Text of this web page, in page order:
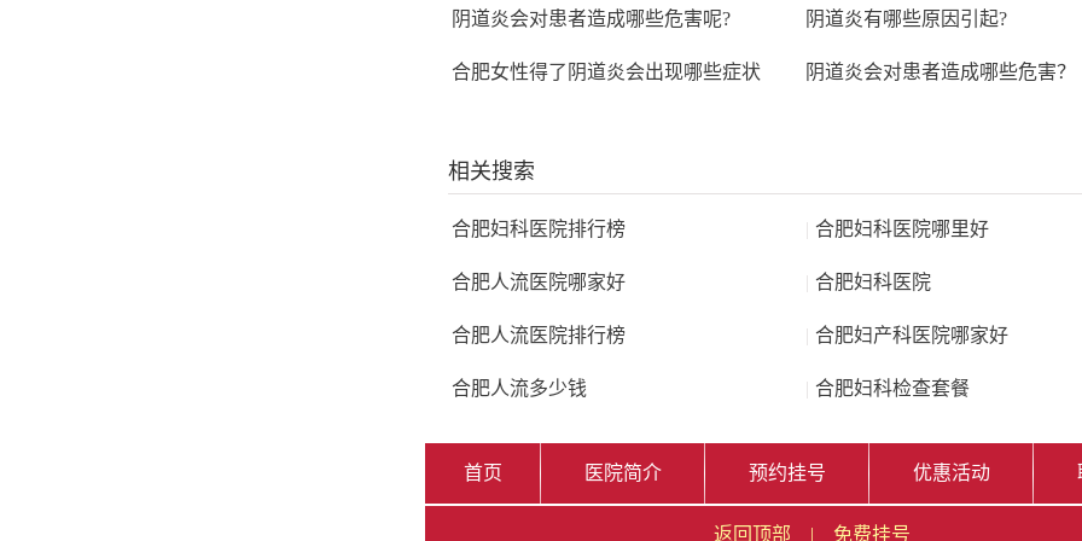
阴道炎会对患者造成哪些危害呢? 阴道炎有哪些原因引起?
合肥女性得了阴道炎会出现哪些症状 阴道炎会对患者造成哪些危害？
相关搜索
合肥妇科医院排行榜 | 合肥妇科医院哪里好
合肥人流医院哪家好 | 合肥妇科医院
合肥人流医院排行榜 | 合肥妇产科医院哪家好
合肥人流多少钱 | 合肥妇科检查套餐
首页 医院简介 预约挂号 优惠活动
返回顶部 | 免费挂号